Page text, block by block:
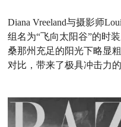
Diana Vreeland与摄影师
组名为“飞向太阳谷”的时
桑那州充足的阳光下略显
对比，带来了极具冲击力的